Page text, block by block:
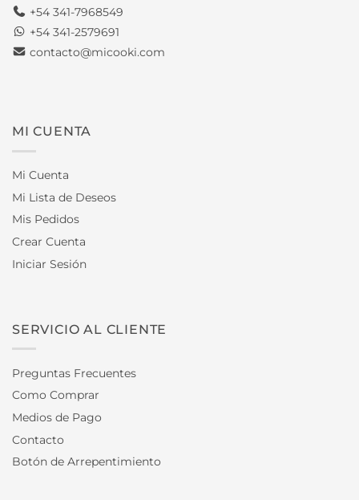
+54 341-7968549
+54 341-2579691
contacto@micooki.com
MI CUENTA
Mi Cuenta
Mi Lista de Deseos
Mis Pedidos
Crear Cuenta
Iniciar Sesión
SERVICIO AL CLIENTE
Preguntas Frecuentes
Como Comprar
Medios de Pago
Contacto
Botón de Arrepentimiento